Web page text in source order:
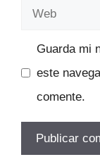
Web
Guarda mi
este
comente.